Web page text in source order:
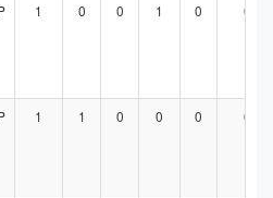
1 0 0 1 0 0
1 1 0 0 0 0